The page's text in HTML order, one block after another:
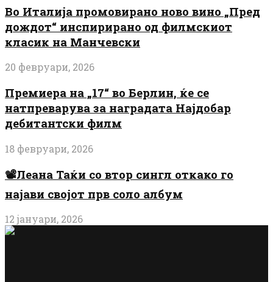
Во Италија промовирано ново вино „Пред
дождот“ инспирирано од филмскиот
класик на Манчевски
20 февруари, 2026
Премиера на „17“ во Берлин, ќе се
натпреварува за наградата Најдобар
дебитантски филм
18 февруари, 2026
📽️Леана Таќи со втор сингл откако го
најави својот прв соло албум
12 јануари, 2026